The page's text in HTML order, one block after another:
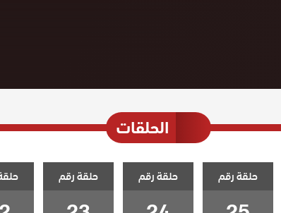
الحلقات
حلقة رقم حلقة رقم حلقة رقم